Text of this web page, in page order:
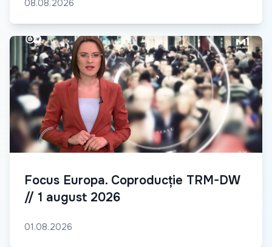
08.08.2026
Focus Europa. Coproducție TRM-DW
// 1 august 2026
01.08.2026